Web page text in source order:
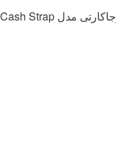
جاکارتی مدل Cash Strap